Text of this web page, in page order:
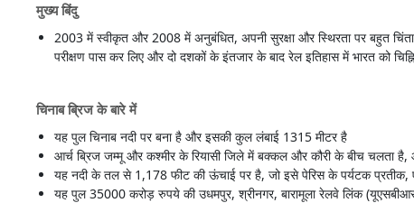
मुख्य बिंदु
2003 में स्वीकृत और 2008 में अनुबंधित, अपनी सुरक्षा और स्थिरता पर बहुत
परीक्षण पास कर लिए और दो दशकों के इंतजार के बाद रेल इतिहास में भारत को
चिनाब ब्रिज के बारे में
यह पुल चिनाब नदी पर बना है और इसकी कुल लंबाई 1315 मीटर है
आर्च ब्रिज जम्मू और कश्मीर के रियासी जिले में बक्कल और कौरी के बीच चलता है,
यह नदी के तल से 1,178 फीट की ऊंचाई पर है, जो इसे पेरिस के पर्यटक प्रतीक,
यह पुल 35000 करोड़ रुपये की उधमपुर, श्रीनगर, बारामूला रेलवे लिंक